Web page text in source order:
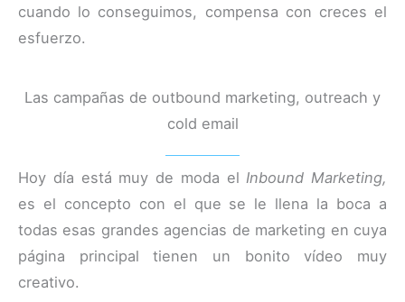
cuando lo conseguimos, compensa con creces el
esfuerzo.
Las campañas de outbound marketing, outreach y
cold email
Hoy día está muy de moda el Inbound Marketing,
es el concepto con el que se le llena la boca a
todas esas grandes agencias de marketing en cuya
página principal tienen un bonito vídeo muy
creativo.